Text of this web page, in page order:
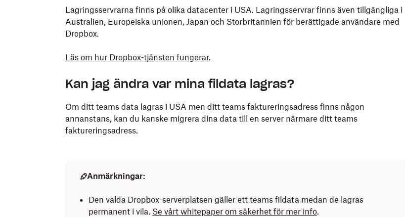
Lagringsservrarna finns på olika datacenter i USA. Lagringsservrar finns även tillgängliga i
Australien, Europeiska unionen, Japan och Storbritannien för berättigade användare med
Dropbox.
Läs om hur Dropbox-tjänsten fungerar.
Kan jag ändra var mina fildata lagras?
Om ditt teams data lagras i USA men ditt teams faktureringsadress finns någon
annanstans, kan du kanske migrera dina data till en server närmare ditt teams
faktureringsadress.
Anmärkningar:
Den valda Dropbox-serverplatsen gäller ett teams fildata medan de lagras
permanent i vila. Se vårt whitepaper om säkerhet för mer info.